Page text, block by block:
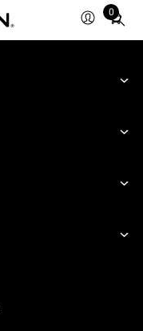
0
Total
items
cart: